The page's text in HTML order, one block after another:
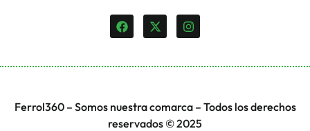
Ferrol360 – Somos nuestra comarca – Todos los derechos
reservados © 2025